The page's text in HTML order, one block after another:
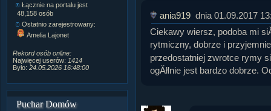
Łącznie na portalu jest
48,158 osób
Ostatnio zarejestrowany:
Amelia Lajonet
Rekord osób online:
Najwięcej userów: 1414
Było: 24.05.2026 16:48:00
Postów na forum:319,637
Komentarzy do materiałów:
Rozdanych pochwał:
Wlepionych ostrzeżeń:4,170
Puchar Domów
ania919 dnia 01.09.2017
Ciekawy wiersz, podoba mi
rytmiczny, dobrze i
przedostatniej zwrotce rymy
ogĂłlnie jest bardzo dobrze.